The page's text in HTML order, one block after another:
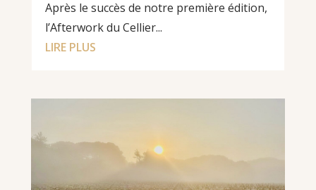
Après le succès de notre première édition,
l’Afterwork du Cellier...
LIRE PLUS